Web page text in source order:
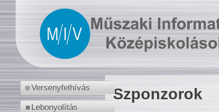
Versenyfelhívás
Lebonyolítás
Szponzorok